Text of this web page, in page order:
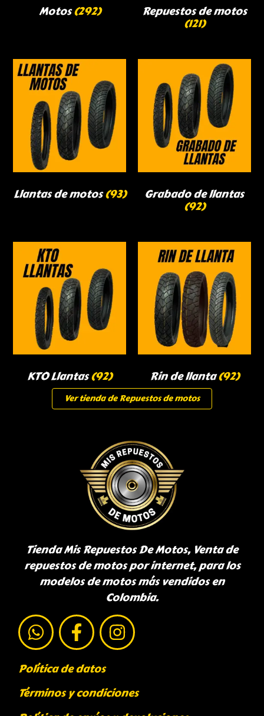
Motos(292) Repuestos de motos
(121)
Llantas de motos(93) Grabado de llantas
(92)
KTO Llantas(92) Rin de llanta(92)
Ver tienda de Repuestos de motos
Tienda Mis Repuestos De Motos, Venta de
repuestos de motos por internet, para los
modelos de motos más vendidos en
Colombia.
Política de datos
Términos y condiciones